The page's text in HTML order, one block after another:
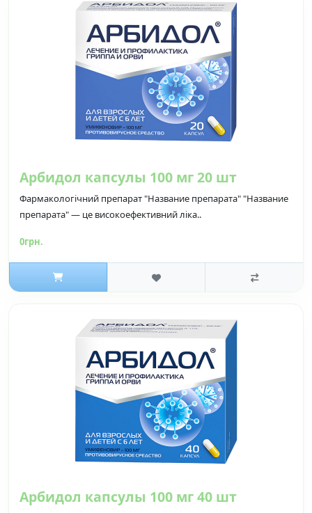
Арбидол капсулы 100 мг 20 шт
Фармакологічний препарат "Название препарата" "Название
препарата" — це високоефективний ліка..
0грн.
Арбидол капсулы 100 мг 40 шт